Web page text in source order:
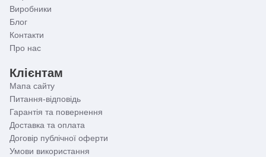
Виробники
Блог
Контакти
Про нас
Клієнтам
Мапа сайту
Питання-відповідь
Гарантія та повернення
Доставка та оплата
Договір публічної оферти
Умови використання